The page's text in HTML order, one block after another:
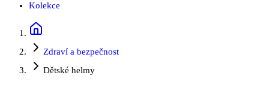
Kolekce
Zdraví a bezpečnost
Dětské helmy